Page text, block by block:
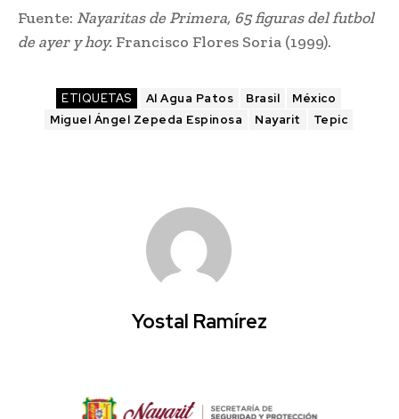
Fuente: Nayaritas de Primera, 65 figuras del futbol
de ayer y hoy. Francisco Flores Soria (1999).
ETIQUETAS Al Agua Patos Brasil
México
Miguel Ángel Zepeda Espinosa
Nayarit Tepic
Yostal Ramírez